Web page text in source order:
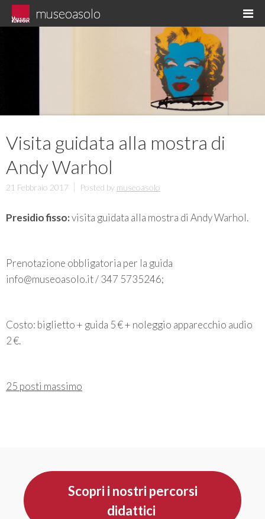
Skip
to
museoasolo
Visita guidata alla mostra di
Andy Warhol
21 Febbraio 2017 Posted by museoasolo
Presidio fisso:visita guidata alla mostra di Andy Warhol.
Prenotazione obbligatoria per la guida
info@museoasolo.it / 347 5735246;
Costo: biglietto + guida 5 € + noleggio apparecchio audio
2 €.
25 posti massimo
Scopri i nostri percorsi
didattici